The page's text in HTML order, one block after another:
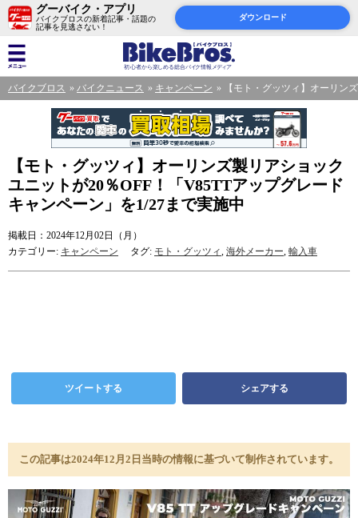
グーバイク・アプリ
バイクブロスの新着記事・話題の
記事を見逃さない！
ダウンロード
バイクブロス バイクニュース キャンペーン 【モト・グッツィ】オーリン
【モト・グッツィ】オーリンズ製リアショック
ユニットが20％OFF！「V85TTアップグレード
キャンペーン」を1/27まで実施中
掲載日：2024年12月02日（月）
カテゴリー: キャンペーン タグ: モト・グッツィ, 海外メーカー, 輸入車
ツイートする シェアする
この記事は2024年12月2日当時の情報に基づいて制作されています。